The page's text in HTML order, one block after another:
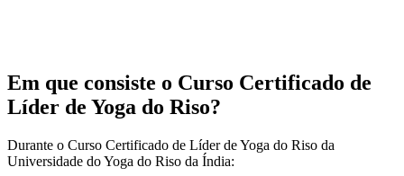
Em que consiste o Curso Certificado de
Líder de Yoga do Riso?
Durante o Curso Certificado de Líder de Yoga do Riso da
Universidade do Yoga do Riso da Índia: